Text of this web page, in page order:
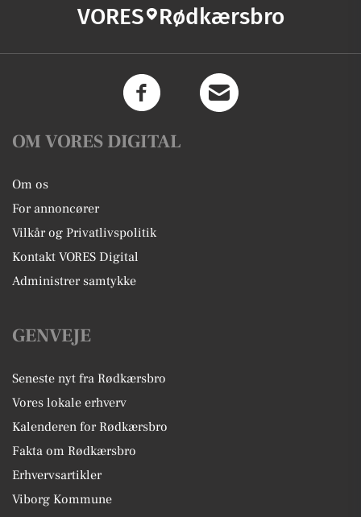
VORES Rødkærsbro
OM VORES DIGITAL
Om os
For annoncører
Vilkår og Privatlivspolitik
Kontakt VORES Digital
Administrer samtykke
GENVEJE
Seneste nyt fra Rødkærsbro
Vores lokale erhverv
Kalenderen for Rødkærsbro
Fakta om Rødkærsbro
Erhvervsartikler
Viborg Kommune